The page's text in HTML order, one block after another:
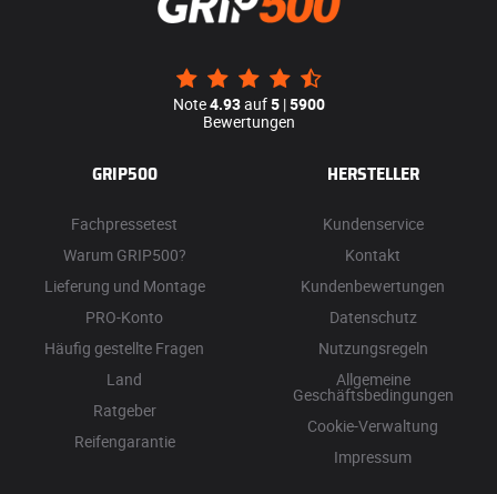
Note4.93auf5|5900
Bewertungen
GRIP500
Fachpressetest
Warum GRIP500?
Lieferung und Montage
PRO-Konto
Häufig gestellte Fragen
Land
Ratgeber
Reifengarantie
HERSTELLER
Kundenservice
Kontakt
Kundenbewertungen
Datenschutz
Nutzungsregeln
Allgemeine
Geschäftsbedingungen
Cookie-Verwaltung
Impressum